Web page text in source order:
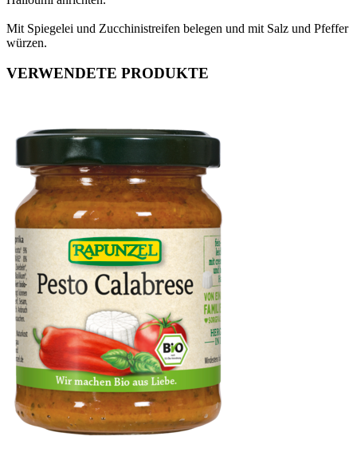
Mit Spiegelei und Zucchinistreifen belegen und mit Salz und Pfeffer
würzen.
VERWENDETE PRODUKTE